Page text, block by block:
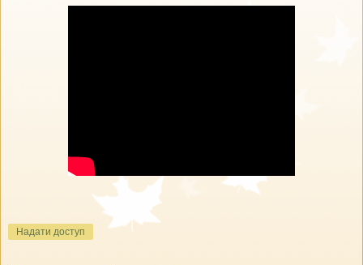
Надати доступ